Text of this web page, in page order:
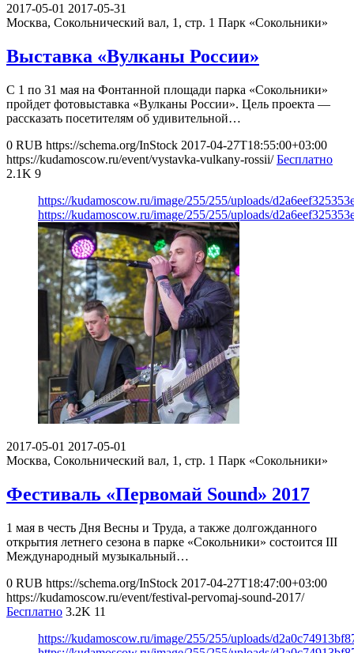
2017-05-01 2017-05-31
Москва, Сокольнический вал, 1, стр. 1 Парк «Сокольники»
Выставка «Вулканы России»
С 1 по 31 мая на Фонтанной площади парка «Сокольники»
пройдет фотовыставка «Вулканы России». Цель проекта —
рассказать посетителям об удивительной…
0 RUB https://schema.org/InStock 2017-04-27T18:55:00+03:00
https://kudamoscow.ru/event/vystavka-vulkany-rossii/ Бесплатно
2.1K 9
https://kudamoscow.ru/image/255/255/uploads/
https://kudamoscow.ru/image/255/255/uploads/
2017-05-01 2017-05-01
Москва, Сокольнический вал, 1, стр. 1 Парк «Сокольники»
Фестиваль «Первомай Sound» 2017
1 мая в честь Дня Весны и Труда, а также долгожданного
открытия летнего сезона в парке «Сокольники» состоится III
Международный музыкальный…
0 RUB https://schema.org/InStock 2017-04-27T18:47:00+03:00
https://kudamoscow.ru/event/festival-pervomaj-sound-2017/
Бесплатно 3.2K 11
https://kudamoscow.ru/image/255/255/uploads/